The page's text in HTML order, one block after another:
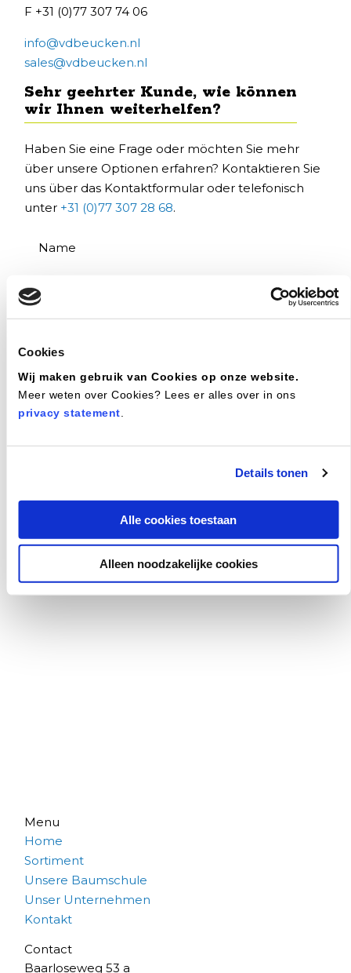
Cookies
Wij maken gebruik van Cookies op onze website.
Meer weten over Cookies? Lees er alles over in ons
privacy statement
Details tonen
Alle cookies toestaan
Alleen noodzakelijke cookies
F +31 (0)77 307 74 06
info@vdbeucken.nl
sales@vdbeucken.nl
Sehr geehrter Kunde, wie können
wir Ihnen weiterhelfen?
Haben Sie eine Frage oder möchten Sie mehr
über unsere Optionen erfahren? Kontaktieren Sie
uns über das Kontaktformular oder telefonisch
unter +31 (0)77 307 28 68.
Menu
Home
Sortiment
Unsere Baumschule
Unser Unternehmen
Kontakt
Contact
Baarloseweg 53 a